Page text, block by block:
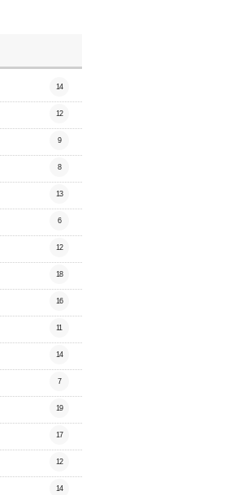
14
12
9
8
13
6
12
18
16
11
14
7
19
17
12
14